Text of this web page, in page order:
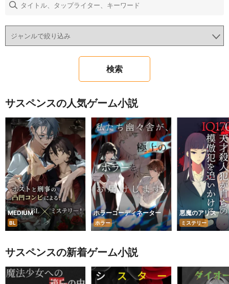
サスペンスの人気ゲーム小説
MEDIUM
BL
ホラーコーディネーター
ホラー
悪魔のアリス
ミステリー
サスペンスの新着ゲーム小説